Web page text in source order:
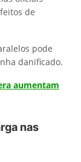
de
pode
danificado.
aumentam
nas